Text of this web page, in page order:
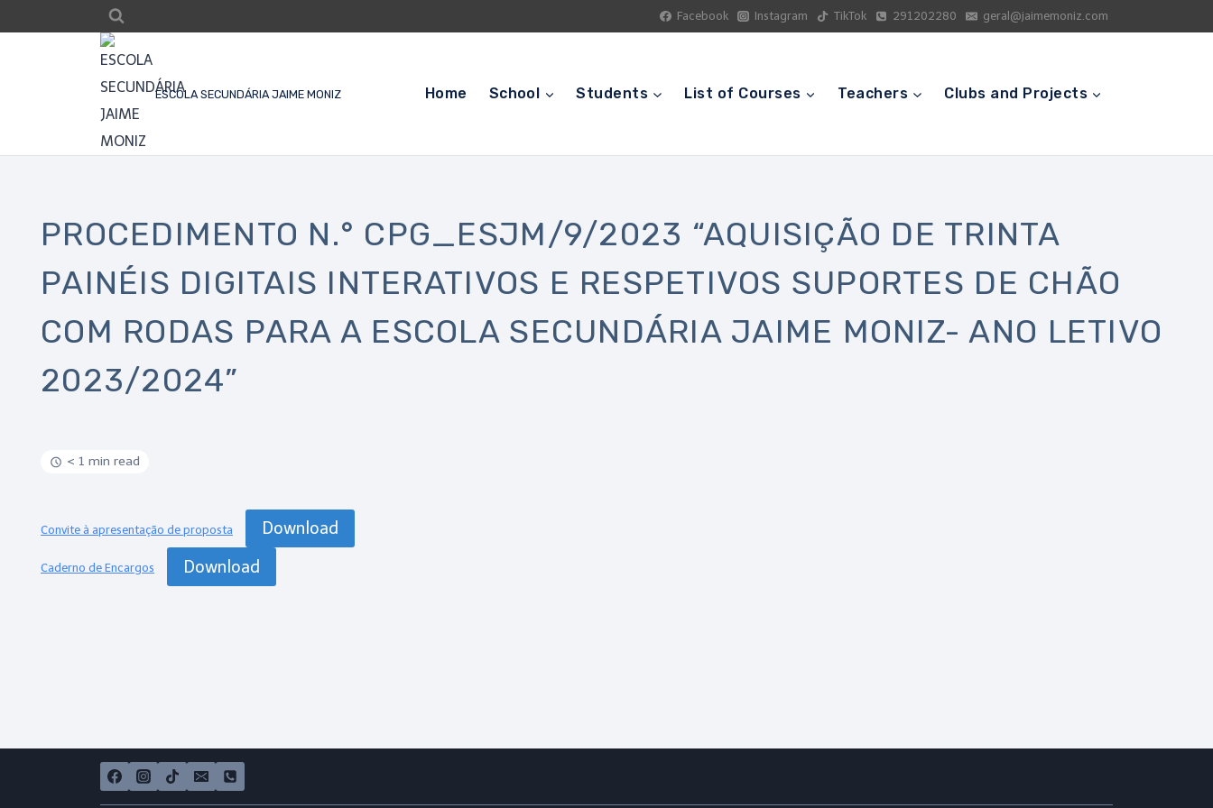
Facebook Instagram TikTok 291202280 geral@jaimemoniz.com
ESCOLA SECUNDÁRIA JAIME MONIZ Home School Students List of Courses Teachers Clubs and Projects
PROCEDIMENTO N.° CPG_ESJM/9/2023 “AQUISIÇÃO DE TRINTA
PAINÉIS DIGITAIS INTERATIVOS E RESPETIVOS SUPORTES DE CHÃO
COM RODAS PARA A ESCOLA SECUNDÁRIA JAIME MONIZ- ANO LETIVO
2023/2024”
< 1 min read
Convite à apresentação de proposta Download
Caderno de Encargos Download